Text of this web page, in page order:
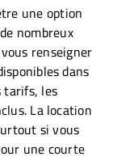
une option
nombreux
renseigner
dans
tarifs, les
La location
si vous
une courte